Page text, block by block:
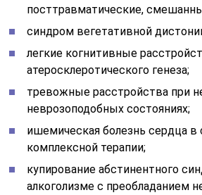
посттравматические,
синдром вегетативной
легкие когнитивные
атеросклеротического генеза;
тревожные расстройства при
неврозоподобных состояниях;
ишемическая болезнь сердца в
комплексной терапии;
купирование абстинентного
алкоголизме с преобладанием